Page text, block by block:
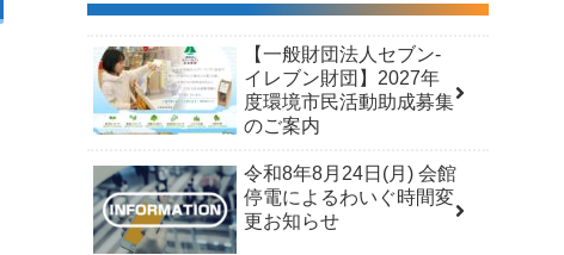
【一般財団法人セブン-
イレブン財団】2027年
度環境市民活動助成募集
のご案内
令和8年8月24日(月) 会館
停電によるわいぐ時間変
更お知らせ